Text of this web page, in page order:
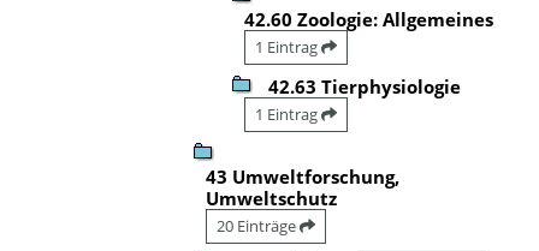
42.60 Zoologie: Allgemeines
1 Eintrag
42.63 Tierphysiologie
1 Eintrag
43 Umweltforschung,
Umweltschutz
20 Einträge